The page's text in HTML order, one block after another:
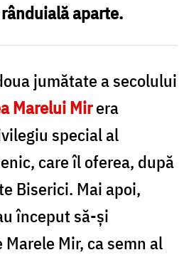
aparte.
jumătate a secolului
Marelui Mirera
special al
care îl oferea, după
Biserici. Mai apoi,
început să-și
Mir, ca semn al